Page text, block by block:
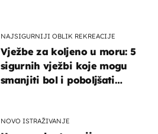
NAJSIGURNIJI OBLIK REKREACIJE
Vježbe za koljeno u moru: 5
sigurnih vježbi koje mogu
smanjiti bol i poboljšati
NOVO ISTRAŽIVANJE